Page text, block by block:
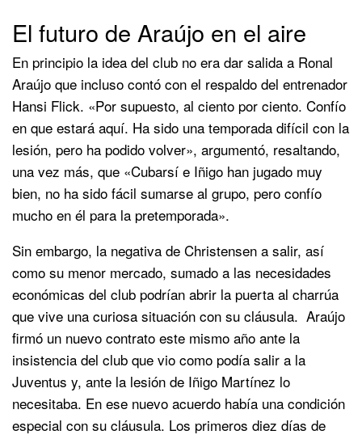
El futuro de Araújo en el aire
En principio la idea del club no era dar salida a Ronal
Araújo que incluso contó con el respaldo del entrenador
Hansi Flick. «Por supuesto, al ciento por ciento. Confío
en que estará aquí. Ha sido una temporada difícil con la
lesión, pero ha podido volver», argumentó, resaltando,
una vez más, que «Cubarsí e Iñigo han jugado muy
bien, no ha sido fácil sumarse al grupo, pero confío
mucho en él para la pretemporada».
Sin embargo, la negativa de Christensen a salir, así
como su menor mercado, sumado a las necesidades
económicas del club podrían abrir la puerta al charrúa
que vive una curiosa situación con su cláusula. Araújo
firmó un nuevo contrato este mismo año ante la
insistencia del club que vio como podía salir a la
Juventus y, ante la lesión de Iñigo Martínez lo
necesitaba. En ese nuevo acuerdo había una condición
especial con su cláusula. Los primeros diez días de